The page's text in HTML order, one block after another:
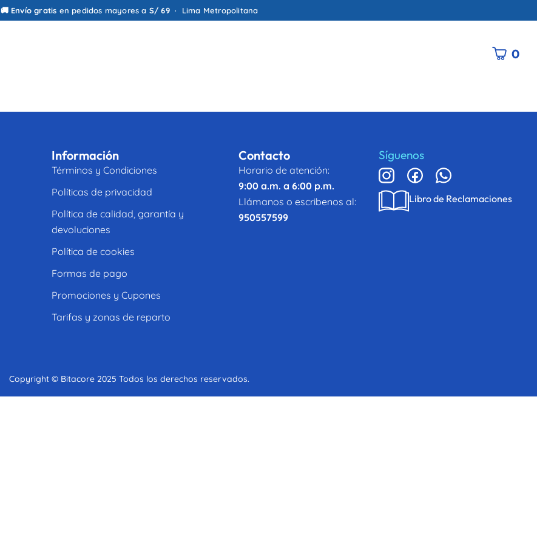
🚚 Envío gratis en pedidos mayores a S/ 69· Lima Metropolitana
0
Información
Términos y Condiciones
Políticas de privacidad
Política de calidad, garantía y
devoluciones
Política de cookies
Formas de pago
Promociones y Cupones
Tarifas y zonas de reparto
Contacto
Horario de atención:
9:00 a.m. a 6:00 p.m.
Llámanos o escribenos al:
950557599
Síguenos
Libro de Reclamaciones
Copyright © Bitacore 2025 Todos los derechos reservados.